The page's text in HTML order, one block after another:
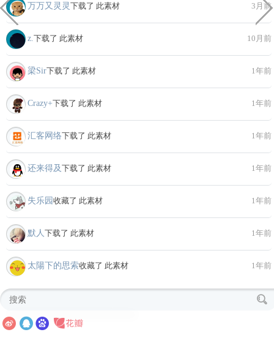
万万又灵灵 下载了 此素材 3月前
z. 下载了 此素材 10月前
梁Sir下载了 此素材 1年前
Crazy+下载了 此素材 1年前
汇客网络下载了 此素材 1年前
还来得及下载了 此素材 1年前
失乐园 收藏了 此素材 1年前
默人 下载了 此素材 1年前
太陽下的思索收藏了 此素材 1年前